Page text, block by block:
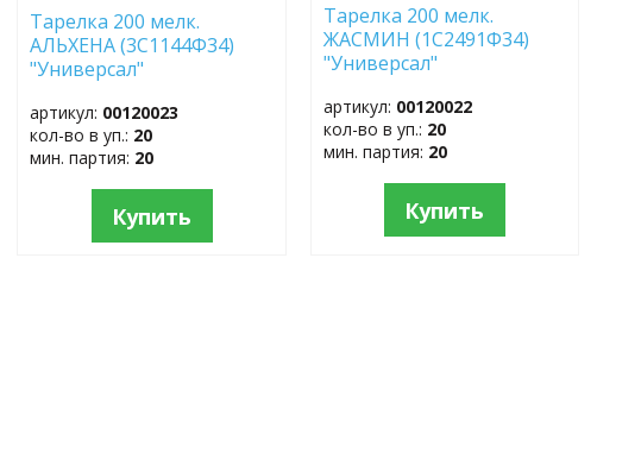
Тарелка 200 мелк.
АЛЬХЕНА (3С1144Ф34)
"Универсал"
артикул: 00120023
кол-во в уп.: 20
мин. партия: 20
Купить
Тарелка 200 мелк.
ЖАСМИН (1С2491Ф34)
"Универсал"
артикул: 00120022
кол-во в уп.: 20
мин. партия: 20
Купить